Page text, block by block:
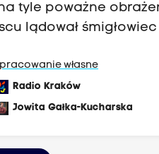
na tyle poważne
lądował śmigłowiec
własne
Radio Kraków
Jowita Gałka-Kucharska